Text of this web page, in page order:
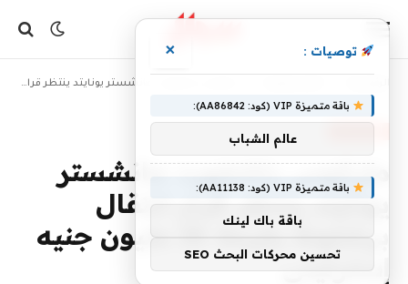
ماركوس راشفورد: مانشستر يونايتد ينتظر قرار انتقال برشلونة بقيمة 26 مليون جنيه إسترليني
ماركوس راشفورد: مانشستر
يونايتد ينتظر قرار انتقال
برشلونة بقيمة 26 مليون جنيه
إسترليني
توصيات : ×
باقة متميزة VIP (كود: AA86842):
عالم الشباب
باقة متميزة VIP (كود: AA11138):
باقة باك لينك
تحسين محركات البحث SEO